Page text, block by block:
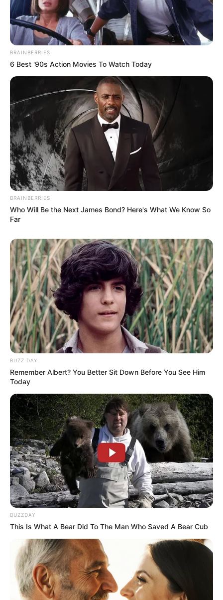
BRAINBERRIES
6 Best '90s Action Movies To Watch Today
BRAINBERRIES
Who Will Be the Next James Bond? Here's What We Know So
Far
BUZZ DAY
Remember Albert? You Better Sit Down Before You See Him
Today
BUZZDAY
This Is What A Bear Did To The Man Who Saved A Bear Cub